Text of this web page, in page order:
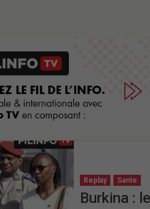
Replay Sante
Burkina :